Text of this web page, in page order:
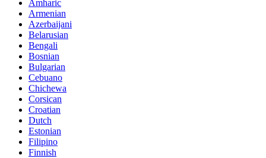
Amharic
Armenian
Azerbaijani
Belarusian
Bengali
Bosnian
Bulgarian
Cebuano
Chichewa
Corsican
Croatian
Dutch
Estonian
Filipino
Finnish